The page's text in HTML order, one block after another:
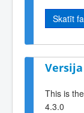
Skatīt
Versija
This is
4.3.0